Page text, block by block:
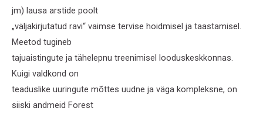
jm) lausa arstide poolt
„väljakirjutatud ravi“ vaimse tervise hoidmisel ja taastamisel.
Meetod tugineb
tajuaistingute ja tähelepnu treenimisel looduskeskkonnas.
Kuigi valdkond on
teaduslike uuringute mõttes uudne ja väga kompleksne, on
siiski andmeid Forest